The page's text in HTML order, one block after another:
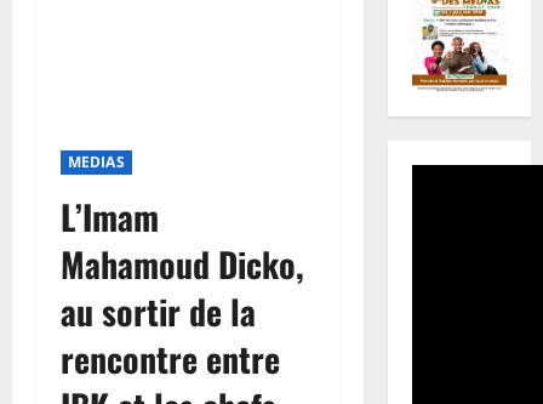
MEDIAS
L’Imam
Mahamoud Dicko,
au sortir de la
rencontre entre